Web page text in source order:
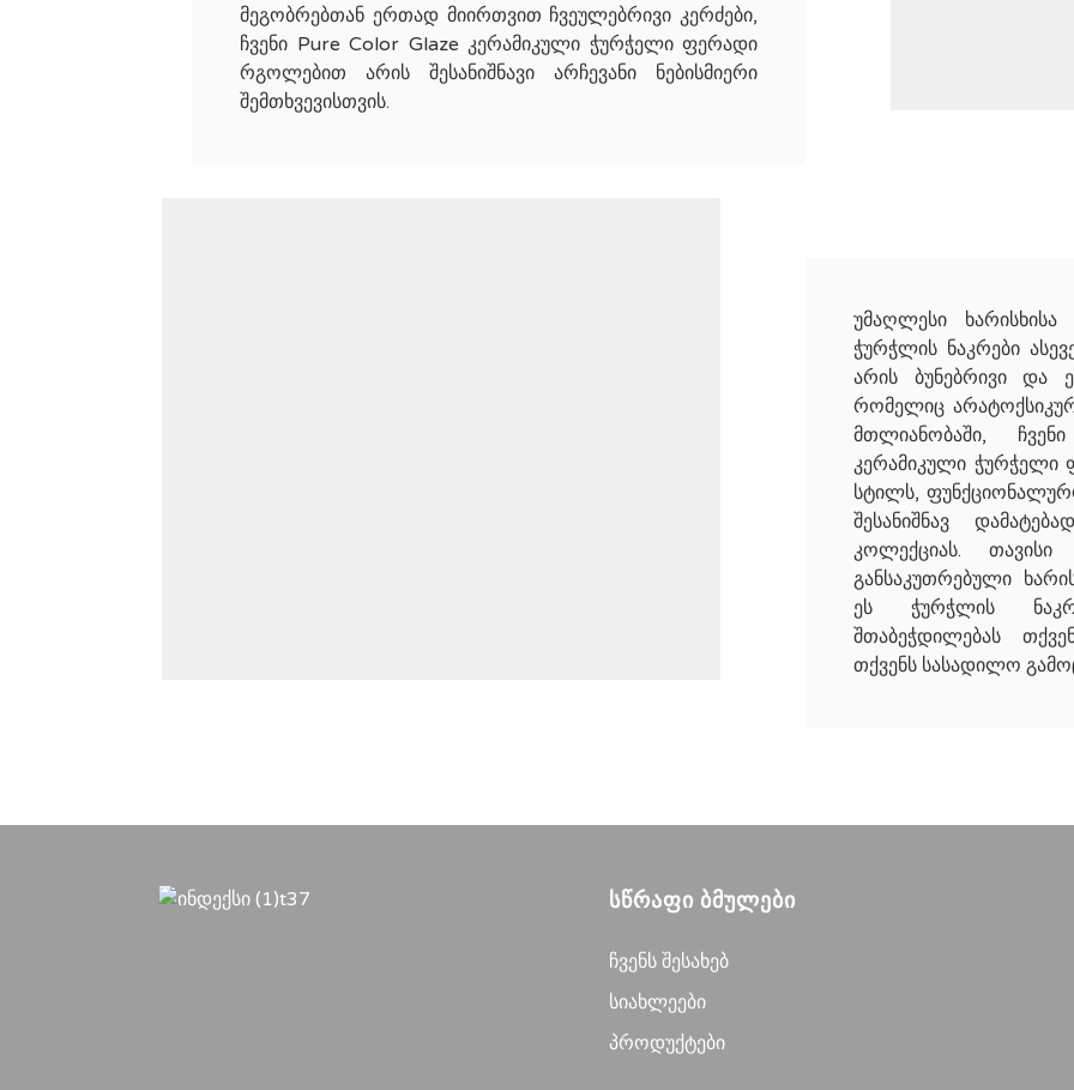
მეგობრებთან ერთად მიირთვით ჩვეულებრივი კერძები,
ჩვენი Pure Color Glaze კერამიკული ჭურჭელი ფერადი
რგოლებით არის შესანიშნავი არჩევანი ნებისმიერი
შემთხვევისთვის.
უმაღლესი
ჭურჭლის ნაკრები
არის ბუნებრივი და
რომელიც
მთლიანობაში,
კერამიკული ჭურჭელი
სტილს,
შესანიშნავ
კოლექციას.
განსაკუთრებული
ეს ჭურჭლის
შთაბეჭდილებას
თქვენს სასადილო
ᲡᲬᲠᲐᲤᲘ ᲑᲛᲣᲚᲔᲑᲘ
Ჩვენს Შესახებ
Სიახლეები
Პროდუქტები